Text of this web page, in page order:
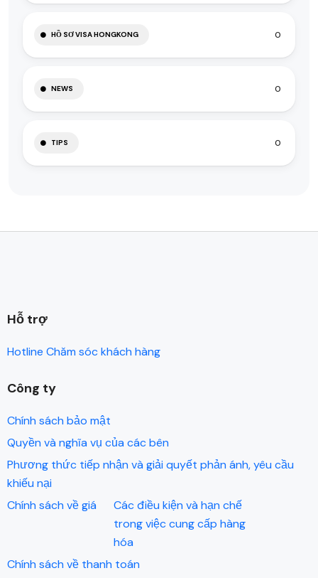
HỒ SƠ VISA HONGKONG 0
NEWS 0
TIPS 0
Hỗ trợ
Hotline Chăm sóc khách hàng
Công ty
Chính sách bảo mật
Quyền và nghĩa vụ của các bên
Phương thức tiếp nhận và giải quyết phản ánh, yêu cầu
khiếu nại
Chính sách về giá
Các điều kiện và hạn chế
trong việc cung cấp hàng
hóa
Chính sách về thanh toán